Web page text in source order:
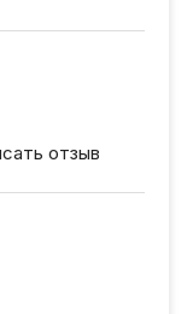
отзыв